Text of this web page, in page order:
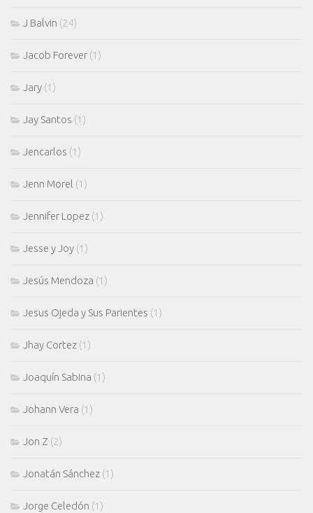
J Balvin (24)
Jacob Forever (1)
Jary (1)
Jay Santos (1)
Jencarlos (1)
Jenn Morel (1)
Jennifer Lopez (1)
Jesse y Joy (1)
Jesús Mendoza (1)
Jesus Ojeda y Sus Parientes (1)
Jhay Cortez (1)
Joaquín Sabina (1)
Johann Vera (1)
Jon Z (2)
Jonatán Sánchez (1)
Jorge Celedón (1)